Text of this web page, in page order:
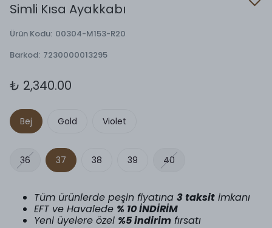
Simli Kısa Ayakkabı
Ürün Kodu: 00304-M153-R20
Barkod: 7230000013295
₺ 2,340.00
Bej Gold Violet
36 37 38 39 40
Tüm ürünlerde peşin fiyatına 3 taksit imkanı
EFT ve Havalede % 10 İNDİRİM
Yeni üyelere özel %5 indirim fırsatı